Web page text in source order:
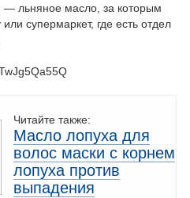
— льняное масло, за которым
супермаркет, где есть отдел
Читайте также:
Масло лопуха для
волос маски с корнем
лопуха против
выпадения